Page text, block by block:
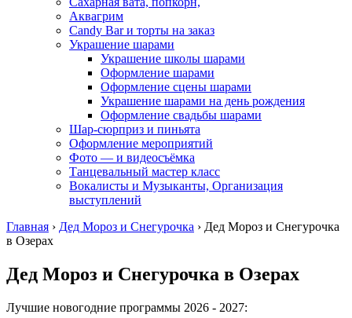
Аквагрим
Candy Bar и торты на заказ
Украшение шарами
Украшение школы шарами
Оформление шарами
Оформление сцены шарами
Украшение шарами на день рождения
Оформление свадьбы шарами
Шар-сюрприз и пиньята
Оформление мероприятий
Фото — и видеосъёмка
Танцевальный мастер класс
Вокалисты и Музыканты, Организация
выступлений
Главная › Дед Мороз и Снегурочка › Дед Мороз и Снегурочка
в Озерах
Дед Мороз и Снегурочка в Озерах
Лучшие новогодние программы 2026 - 2027: